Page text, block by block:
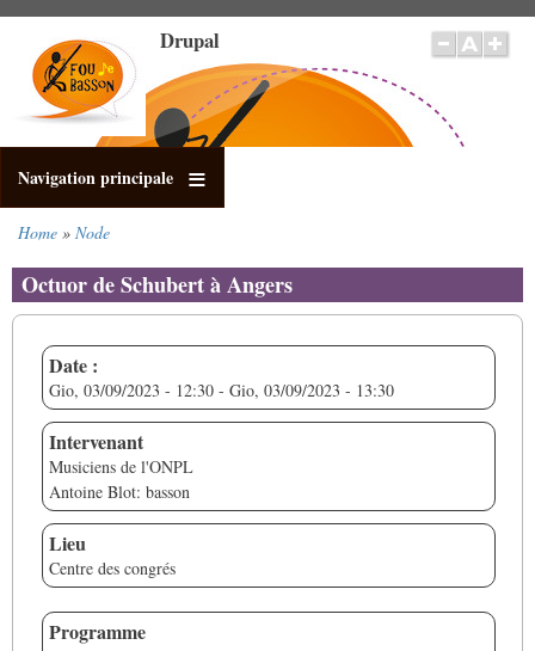
contenuto
principale
Drupal
Navigation principale
di
pane
Home Node
Octuor de Schubert à Angers
Date :
Gio, 03/09/2023 - 12:30 - Gio, 03/09/2023 - 13:30
Intervenant
Musiciens de l'ONPL
Antoine Blot: basson
Lieu
Centre des congrés
Programme